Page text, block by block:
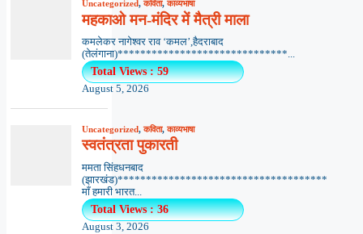
Uncategorized,कविता,काव्यभाषा
महकाओ मन-मंदिर में मैत्री माला
कमलेकर नागेश्वर राव ‘कमल’,हैदराबाद
(तेलंगाना)******************************...
Total Views : 59
August 5, 2026
Uncategorized,कविता,काव्यभाषा
स्वतंत्रता पुकारती
ममता सिंहधनबाद
(झारखंड)*************************************
माँ हमारी भारत...
Total Views : 36
August 3, 2026